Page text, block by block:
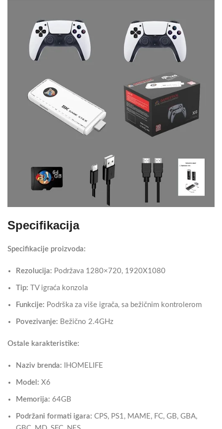
Specifikacija
Specifikacije proizvoda:
Rezolucija: Podržava 1280×720, 1920X1080
Tip: TV igraća konzola
Funkcije: Podrška za više igrača, sa bežičnim kontrolerom
Povezivanje: Bežično 2.4GHz
Ostale karakteristike:
Naziv brenda: IHOMELIFE
Model: X6
Memorija: 64GB
Podržani formati igara: CPS, PS1, MAME, FC, GB, GBA,